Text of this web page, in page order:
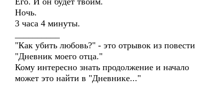
Ночь.
3 часа 4 минуты.
"Как убить любовь?" - это отрывок из повести
"Дневник моего отца."
Кому интересно знать продолжение и начало
может это найти в "Дневнике..."